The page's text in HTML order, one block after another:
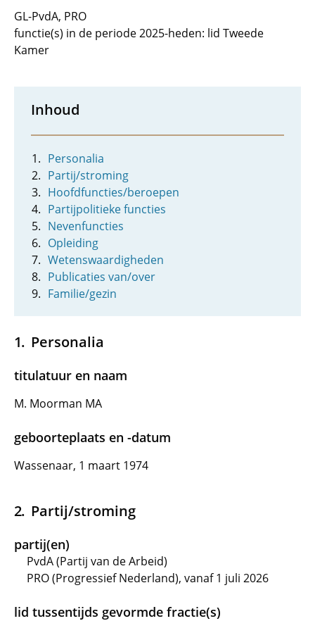
GL-PvdA, PRO
functie(s) in de periode 2025-heden: lid Tweede
Kamer
Inhoud
Personalia
Partij/stroming
Hoofdfuncties/beroepen
Partijpolitieke functies
Nevenfuncties
Opleiding
Wetenswaardigheden
Publicaties van/over
Familie/gezin
Personalia
titulatuur en naam
M. Moorman MA
geboorteplaats en -datum
Wassenaar, 1 maart 1974
Partij/stroming
partij(en)
PvdA (Partij van de Arbeid)
PRO (Progressief Nederland), vanaf 1 juli 2026
lid tussentijds gevormde fractie(s)